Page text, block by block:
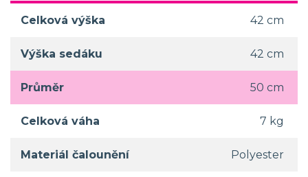
Celková výška 42 cm
Výška sedáku 42 cm
Průměr 50 cm
Celková váha 7 kg
Materiál čalounění Polyester